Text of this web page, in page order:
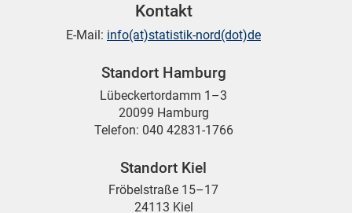
Kontakt
E-Mail: info(at)statistik-nord(dot)de
Standort Hamburg
Lübeckertordamm 1–3
20099 Hamburg
Telefon: 040 42831-1766
Standort Kiel
Fröbelstraße 15–17
24113 Kiel